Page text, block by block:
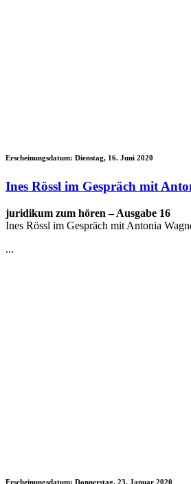
Erscheinungsdatum: Dienstag, 16. Juni 2020
Ines Rössl im Gespräch mit
juridikum zum hören – Ausgabe 16
Ines Rössl im Gespräch mit Antonia
...
Erscheinungsdatum: Donnerstag, 23. Januar 2020